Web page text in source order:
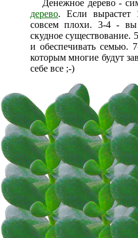
Денежное дерево -
дерево. Если вырастет
совсем плохи. 3-4 - вы
скудное существование.
и обеспечивать семью.
которым многие будут
себе все ;-)